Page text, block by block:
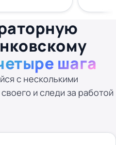
шага
с несколькими
и следи за работой